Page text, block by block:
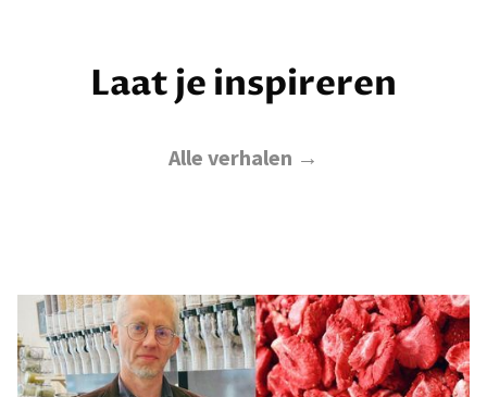
Laat je inspireren
Alle verhalen →